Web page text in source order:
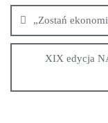
„Zostań
XIX edycja